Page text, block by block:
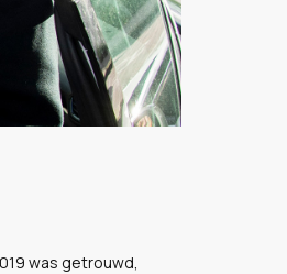
was getrouwd,